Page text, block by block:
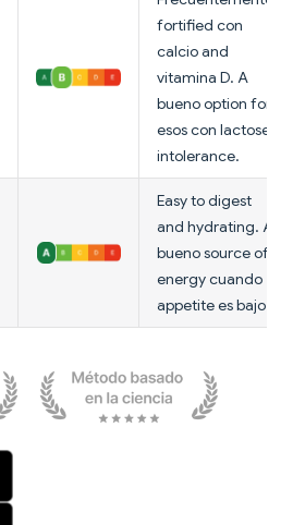
fortified con
calcio and
vitamina D. A
bueno option for
esos con lactose
intolerance.
Easy to digest
and hydrating. A
bueno source of
energy cuando
appetite es bajo.